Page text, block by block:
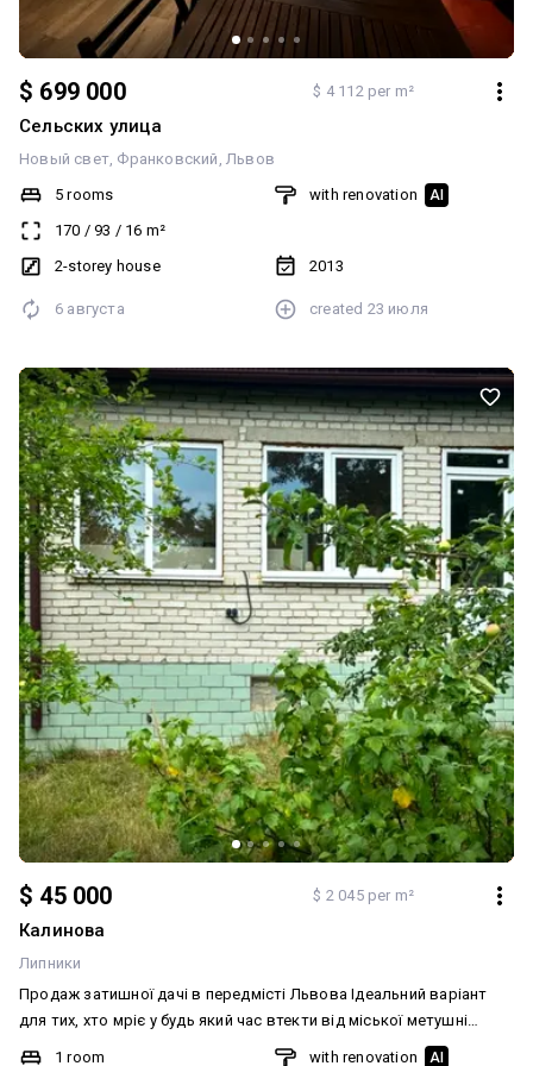
$ 699 000 $ 4 112 per m²
Сельских улица
Новый свет Франковский Львов
5 rooms
170 /93 / 16 m²
2-storey house
with renovation AI
2013
6 августа created 23 июля
$ 45 000 $ 2 045 per m²
Калинова
Липники
Продаж затишної дачі в передмісті Львова Ідеальний варіант
для тих, хто мріє у будь який час втекти від міської метушні
Зануритись ногами у прохолоду густої трави Почути спів птахів
1 room
with renovation AI